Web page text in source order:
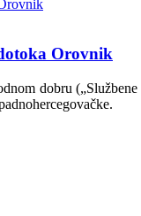
Orovnik
dobru